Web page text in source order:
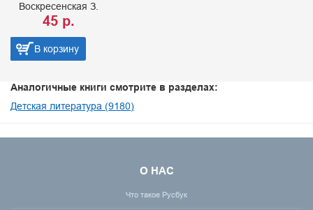
Воскресенская З.
45 р.
В корзину
Аналогичные книги смотрите в разделах:
Детская литература (9180)
О НАС
Что такое Русбук